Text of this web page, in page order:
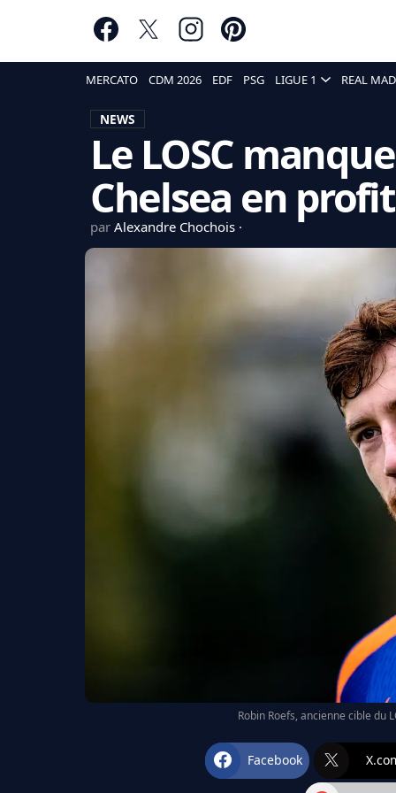
MERCATO CDM 2026 EDF PSG LIGUE 1 REAL
NEWS
Le LOSC
Chelsea en
par Alexandre Chochois
Robin Roefs, ancienne cible du
Facebook